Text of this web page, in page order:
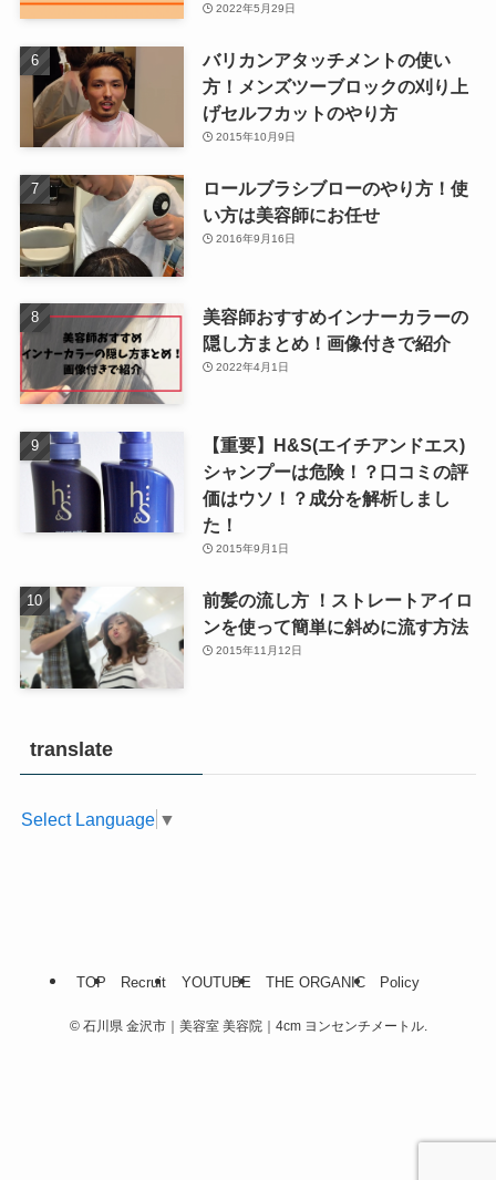
2022年5月29日
バリカンアタッチメントの使い
方！メンズツーブロックの刈り上
げセルフカットのやり方
2015年10月9日
ロールブラシブローのやり方！使
い方は美容師にお任せ
2016年9月16日
美容師おすすめインナーカラーの
隠し方まとめ！画像付きで紹介
2022年4月1日
【重要】H&S(エイチアンドエス)
シャンプーは危険！？口コミの評
価はウソ！？成分を解析しまし
た！
2015年9月1日
前髪の流し方 ！ストレートアイロ
ンを使って簡単に斜めに流す方法
2015年11月12日
translate
Select Language ▼
TOP Recruit YOUTUBE THE ORGANIC Policy
©石川県 金沢市｜美容室 美容院｜4cm ヨンセンチメートル.